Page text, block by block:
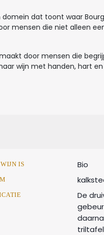
dat toont waar
mensen die niet alleen
door mensen die
wijn met handen, hart
IS Bio
De